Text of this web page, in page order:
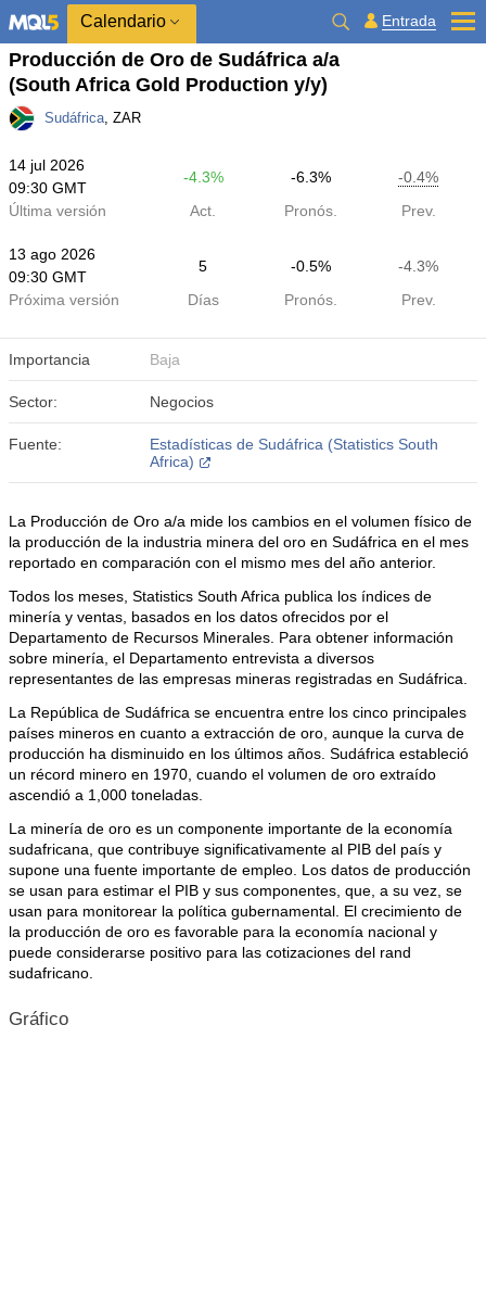
Calendario Entrada
Producción de Oro de Sudáfrica a/a
(South Africa Gold Production y/y)
Sudáfrica, ZAR
14 jul 2026
09:30 GMT
-4.3% -6.3%
-0.4%
Última versión
Act. Pronós. Prev.
13 ago 2026
09:30 GMT
5 -0.5%
-4.3%
Próxima versión
Días Pronós. Prev.
Importancia Baja
Sector: Negocios
Fuente:
Estadísticas de Sudáfrica (Statistics South
Africa)
La Producción de Oro a/a mide los cambios en el volumen físico de
la producción de la industria minera del oro en Sudáfrica en el mes
reportado en comparación con el mismo mes del año anterior.
Todos los meses, Statistics South Africa publica los índices de
minería y ventas, basados en los datos ofrecidos por el
Departamento de Recursos Minerales. Para obtener información
sobre minería, el Departamento entrevista a diversos
representantes de las empresas mineras registradas en Sudáfrica.
La República de Sudáfrica se encuentra entre los cinco principales
países mineros en cuanto a extracción de oro, aunque la curva de
producción ha disminuido en los últimos años. Sudáfrica estableció
un récord minero en 1970, cuando el volumen de oro extraído
ascendió a 1,000 toneladas.
La minería de oro es un componente importante de la economía
sudafricana, que contribuye significativamente al PIB del país y
supone una fuente importante de empleo. Los datos de producción
se usan para estimar el PIB y sus componentes, que, a su vez, se
usan para monitorear la política gubernamental. El crecimiento de
la producción de oro es favorable para la economía nacional y
puede considerarse positivo para las cotizaciones del rand
sudafricano.
Gráfico